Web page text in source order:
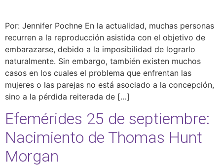
Por: Jennifer Pochne En la actualidad, muchas personas
recurren a la reproducción asistida con el objetivo de
embarazarse, debido a la imposibilidad de lograrlo
naturalmente. Sin embargo, también existen muchos
casos en los cuales el problema que enfrentan las
mujeres o las parejas no está asociado a la concepción,
sino a la pérdida reiterada de […]
Efemérides 25 de septiembre:
Nacimiento de Thomas Hunt
Morgan